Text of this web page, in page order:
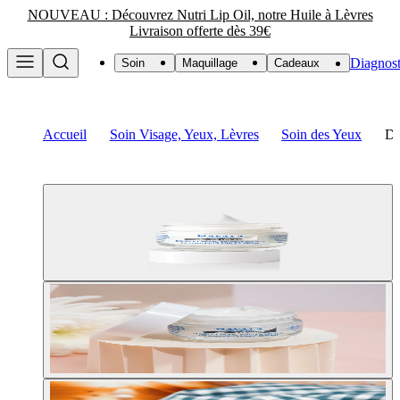
NOUVEAU : Découvrez Nutri Lip Oil, notre Huile à Lèvres
Livraison offerte dès 39€
Soin Maquillage Cadeaux
Accueil Soin Visage, Yeux, Lèvres Soin des Yeux